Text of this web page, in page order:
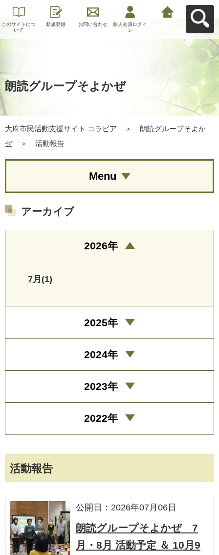
このサイトにつ
いて
新規登録 お問い合わせ
個人会員ログイ
ン
朗読グループそよかぜ
大府市民活動支援サイト コラビア ＞
朗読グループそよか
ぜ
＞ 活動報告
活動報告
公開日：2026年07月06日
朗読グループそよかぜ 7
月・8月 活動予定 ＆ 10月9
Menu
アーカイブ
2026年
7月(1)
2025年
2024年
2023年
2022年